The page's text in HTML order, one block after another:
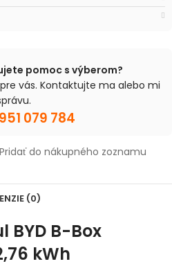
pomoc s výberom?
vás. Kontaktujte ma alebo mi
079 784
Pridať do nákupného zoznamu
(0)
BYD B-Box
kWh